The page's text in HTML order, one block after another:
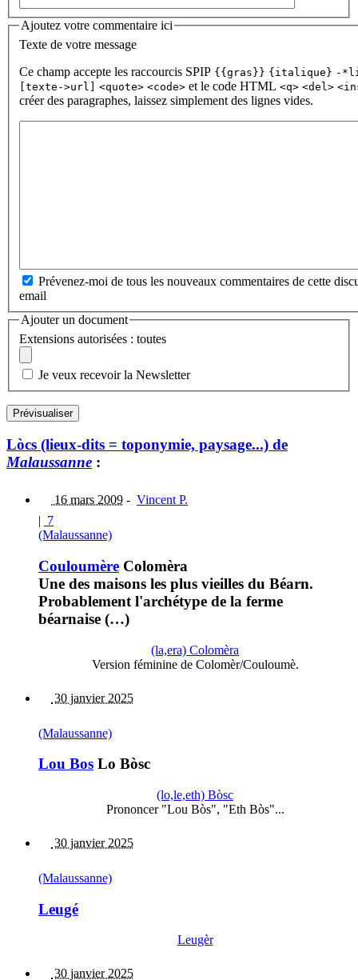
Ajoutez votre commentaire ici
Texte de votre message
Ce champ accepte les raccourcis SPIP {{gras}} {italique} -
[texte->url]
<quote> <code> et le code HTML <q> <del>
créer des paragraphes, laissez simplement des lignes vides.
Prévenez-moi de tous les nouveaux commentaires de cette
email
Ajouter un document
Extensions autorisées : toutes
Je veux recevoir la Newsletter
Lòcs (lieux-dits = toponymie, paysage...) de
Malaussanne :
16 mars 2009 - Vincent P.
| 7
(Malaussanne)
Couloumère Colomèra
Une des maisons les plus vieilles du Béarn.
Probablement l'archétype de la ferme
béarnaise (…)
(la,era) Colomèra
Version féminine de Colomèr/Couloumè.
30 janvier 2025
(Malaussanne)
Lou Bos Lo Bòsc
(lo,le,eth) Bòsc
Prononcer "Lou Bòs", "Eth Bòs"...
30 janvier 2025
(Malaussanne)
Leugé
Leugèr
30 janvier 2025